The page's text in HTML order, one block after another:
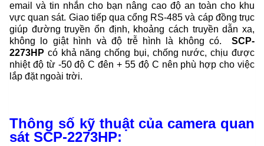
email và tin nhắn cho bạn nâng cao độ an toàn cho khu
vực quan sát. Giao tiếp qua cổng RS-485 và cáp đồng trục
giúp đường truyền ổn định, khoảng cách truyền dẫn xa,
không lo giật hình và độ trễ hình là không có. SCP-
2273HP có khả năng chống bụi, chống nước, chịu được
nhiệt độ từ -50 độ C đên + 55 độ C nên phù hợp cho việc
lắp đặt ngoài trời.
Thông số kỹ thuật của camera quan
sát SCP-2273HP: